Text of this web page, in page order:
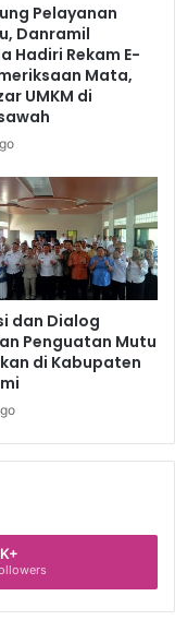
Pelayanan
Danramil
Hadiri Rekam E-
Mata,
UMKM di
dan Dialog
Penguatan Mutu
di Kabupaten